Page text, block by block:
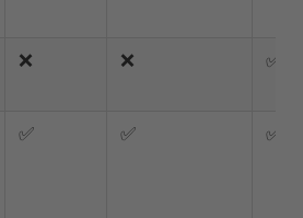
❌ ❌ ✅
✅ ✅ ✅